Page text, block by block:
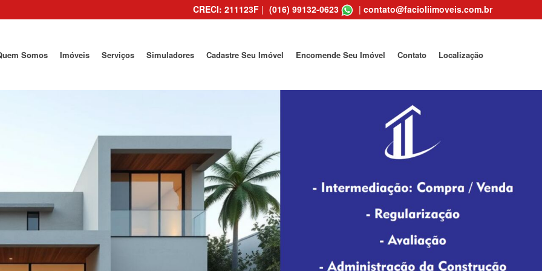
CRECI: 211123F | (016) 99132-0623 | contato@facioliimoveis.com.br
Somos Imóveis Serviços Simuladores Cadastre Seu Imóvel Encomende Seu Imóvel Contato Localização